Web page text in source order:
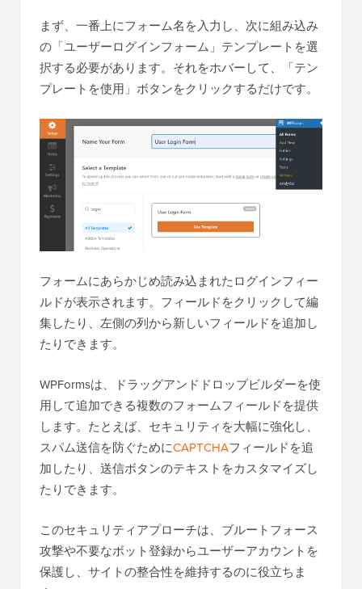
まず、一番上にフォーム名を入力し、次に組み込み
の「ユーザーログインフォーム」テンプレートを選
択する必要があります。それをホバーして、「テン
プレートを使用」ボタンをクリックするだけです。
フォームにあらかじめ読み込まれたログインフィー
ルドが表示されます。フィールドをクリックして編
集したり、左側の列から新しいフィールドを追加し
たりできます。
WPFormsは、ドラッグアンドドロップビルダーを使
用して追加できる複数のフォームフィールドを提供
します。たとえば、セキュリティを大幅に強化し、
スパム送信を防ぐためにCAPTCHAフィールドを追
加したり、送信ボタンのテキストをカスタマイズし
たりできます。
このセキュリティアプローチは、ブルートフォース
攻撃や不要なボット登録からユーザーアカウントを
保護し、サイトの整合性を維持するのに役立ちま